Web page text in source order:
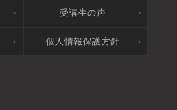
受講生の声
個人情報保護方針